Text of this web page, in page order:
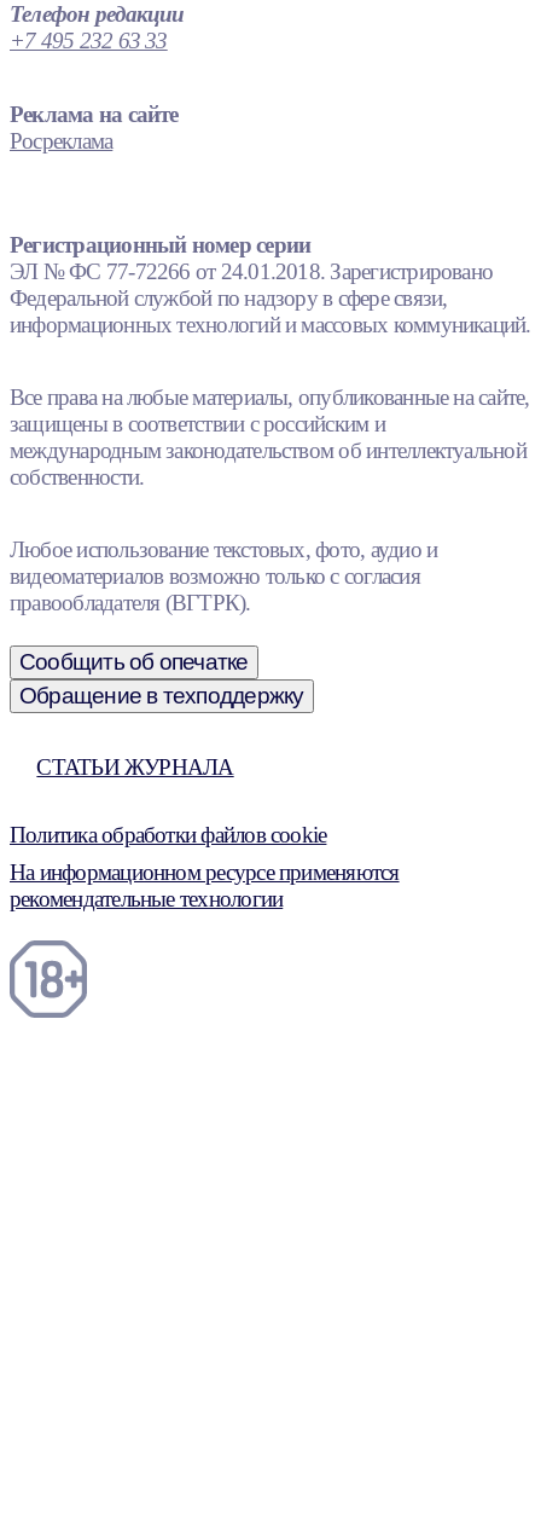
Телефон редакции
+7 495 232 63 33
Реклама на сайте
Росреклама
Регистрационный номер серии
ЭЛ № ФС 77-72266 от 24.01.2018. Зарегистрировано
Федеральной службой по надзору в сфере связи,
информационных технологий и массовых коммуникаций.
Все права на любые материалы, опубликованные на сайте,
защищены в соответствии с российским и
международным законодательством об интеллектуальной
собственности.
Любое использование текстовых, фото, аудио и
видеоматериалов возможно только с согласия
правообладателя (ВГТРК).
Сообщить об опечатке
Обращение в техподдержку
СТАТЬИ ЖУРНАЛА
Политика обработки файлов cookie
На информационном ресурсе применяются
рекомендательные технологии